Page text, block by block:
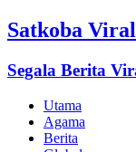
Satkoba Viral
Segala Berita
Utama
Agama
Berita